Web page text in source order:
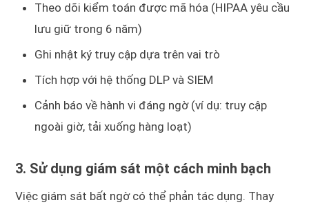
Theo dõi kiểm toán được mã hóa (HIPAA yêu cầu
lưu giữ trong 6 năm)
Ghi nhật ký truy cập dựa trên vai trò
Tích hợp với hệ thống DLP và SIEM
Cảnh báo về hành vi đáng ngờ (ví dụ: truy cập
ngoài giờ, tải xuống hàng loạt)
3. Sử dụng giám sát một cách minh bạch
Việc giám sát bất ngờ có thể phản tác dụng. Thay